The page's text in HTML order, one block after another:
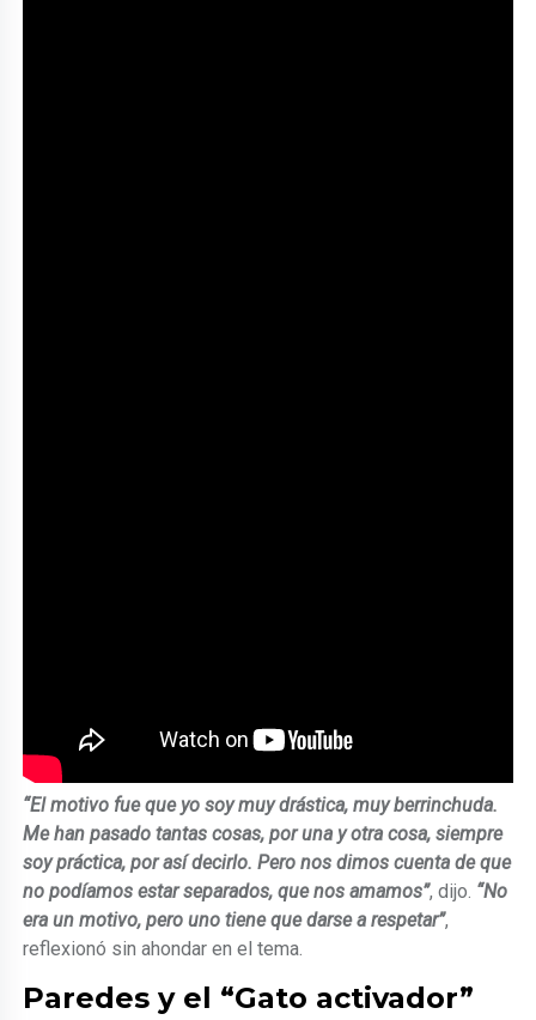
“El motivo fue que yo soy muy drástica, muy berrinchuda.
Me han pasado tantas cosas, por una y otra cosa, siempre
soy práctica, por así decirlo. Pero nos dimos cuenta de que
no podíamos estar separados, que nos amamos”, dijo. “No
era un motivo, pero uno tiene que darse a respetar”,
reflexionó sin ahondar en el tema.
Paredes y el “Gato activador”